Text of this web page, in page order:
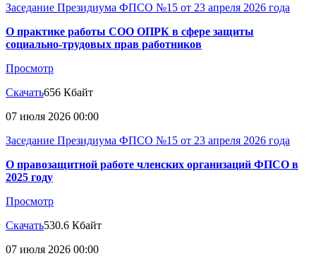
Заседание Президиума ФПСО №15 от 23 апреля 2026 года
О практике работы СОО ОПРК в сфере защиты
социально-трудовых прав работников
Просмотр
Скачать656 Кбайт
07 июля 2026 00:00
Заседание Президиума ФПСО №15 от 23 апреля 2026 года
О правозащитной работе членских организаций ФПСО в
2025 году
Просмотр
Скачать530.6 Кбайт
07 июля 2026 00:00